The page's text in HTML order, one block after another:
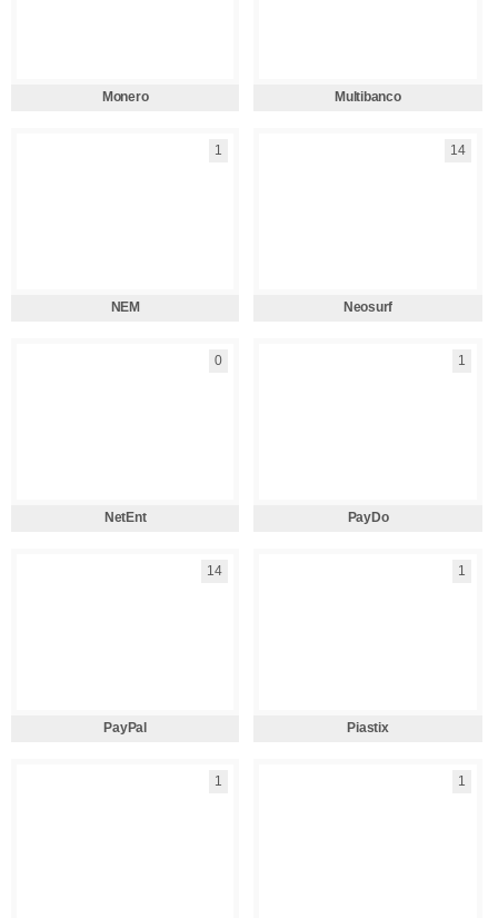
Monero Multibanco
1
NEM
14
Neosurf
0
NetEnt
1
PayDo
14
PayPal
1
Piastix
1 1